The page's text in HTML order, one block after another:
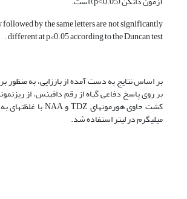
by the same letters are not significantly
different at p<0.05 according to the Duncan test .
بر اساس نتایج به دست آمده از باززایی، به منظور
بر روی پاسخ دفاعی گیاه از رقم دافینس، از
میلی­گرم در لیتر استفاده شد.